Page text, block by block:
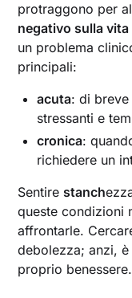
protraggono per
negativo sulla
un problema
principali:
acuta: di breve
stressanti e
cronica:
richiedere un
Sentire stanch
queste condizioni
affrontarle.
debolezza; anzi,
proprio benessere.